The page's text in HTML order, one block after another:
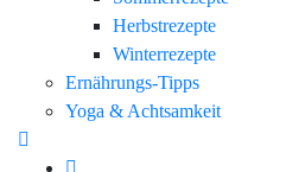
Herbstrezepte
Winterrezepte
Ernährungs-Tipps
Yoga & Achtsamkeit